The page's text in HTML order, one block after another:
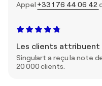
Appel +33 1 76 44 06 42
Les clients attribuent
Singulart a reçu la note
20 000 clients.